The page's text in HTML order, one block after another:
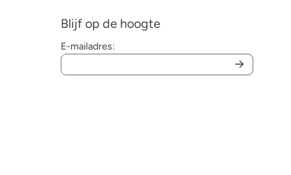
Blijf op de hoogte
E-mailadres: